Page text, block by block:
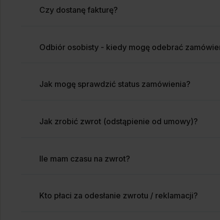
Czy dostanę fakturę?
Odbiór osobisty - kiedy mogę odebrać
Jak mogę sprawdzić status zamówienia?
Jak zrobić zwrot (odstąpienie od umowy)?
Ile mam czasu na zwrot?
Kto płaci za odesłanie zwrotu / reklamacji?